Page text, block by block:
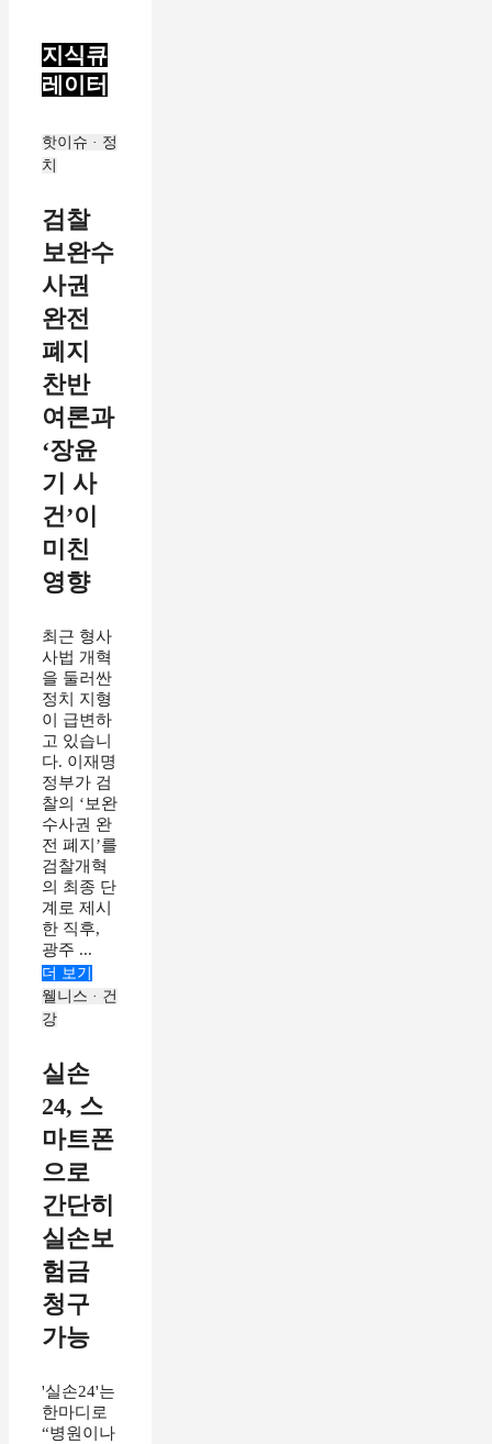
지식큐
레이터
핫이슈 · 정
치
검찰
보완수
사권
완전
폐지
찬반
여론과
‘장윤
기 사
건’이
미친
영향
최근 형사
사법 개혁
을 둘러싼
정치 지형
이 급변하
고 있습니
다. 이재명
정부가 검
찰의 ‘보완
수사권 완
전 폐지’를
검찰개혁
의 최종 단
계로 제시
한 직후,
광주 ...
더 보기
웰니스 · 건
강
실손
24, 스
마트폰
으로
간단히
실손보
험금
청구
가능
'실손24'는
한마디로
“병원이나